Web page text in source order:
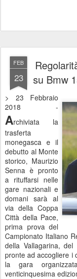
FEB
23
su Bmw
> 23 Febbraio
2018 -
Archiviata la
trasferta
monegasca e il
debutto al Monte
storico, Maurizio
Senna è pronto
a rituffarsi nelle
gare nazionali e
domani sarà al
via della Coppa
Città della Pace,
prima prova del
Campionato Italiano
della Vallagarina,
pronte ad accogliere i
la gara
venticinquesima